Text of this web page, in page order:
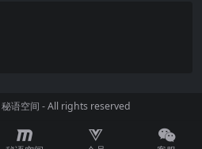
秘语空间 - All rights reserved